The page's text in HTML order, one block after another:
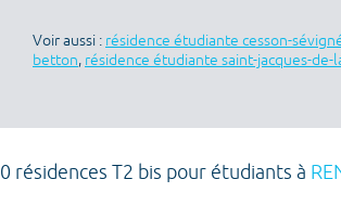
Voir aussi : résidence étudiante cesson-
betton, résidence étudiante saint-jacques-de-
0 résidences T2 bis pour étudiants à